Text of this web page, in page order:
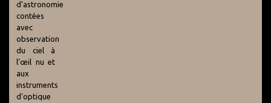
d'astronomie
contées
avec
observation
du ciel à
l’œil nu et
aux
instruments
d'optique